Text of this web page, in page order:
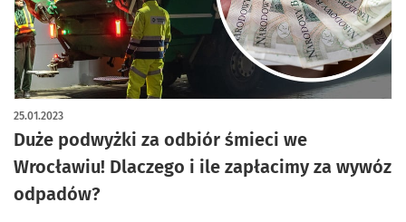
Duże podwyżki za odbiór śmieci we
Wrocławiu! Dlaczego i ile zapłacimy za wywóz
odpadów?
25.01.2023